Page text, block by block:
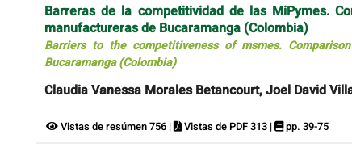
Barreras de la competitividad de las MiPymes.
manufactureras de Bucaramanga (Colombia)
Barriers to the competitiveness of msmes.
Bucaramanga (Colombia)
Claudia Vanessa Morales Betancourt, Joel David
Vistas de resúmen 756 | Vistas de PDF 313 | pp. 39-75